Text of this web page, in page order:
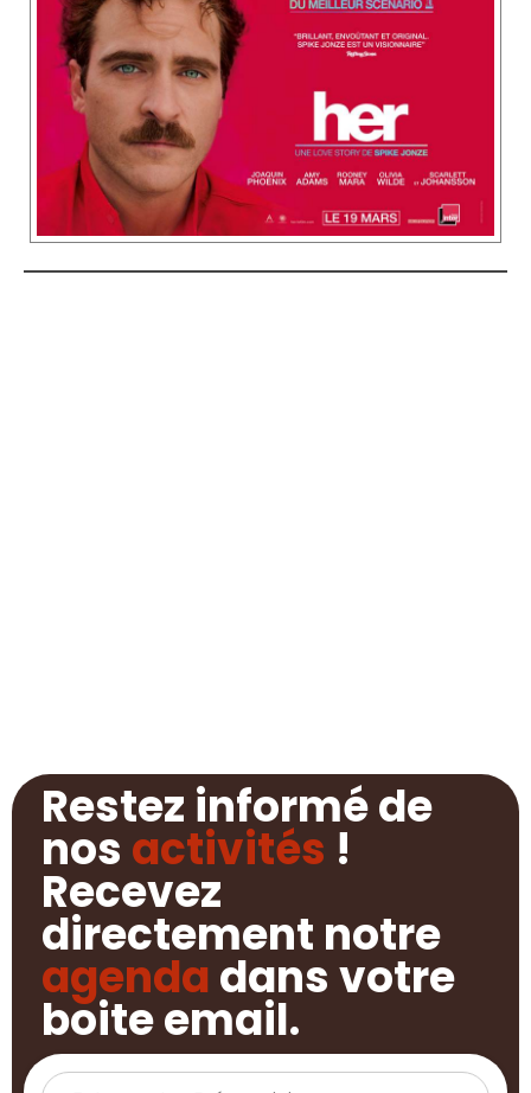
Restez informé de
nos activités !
Recevez
directement notre
agendadans votre
boite email.